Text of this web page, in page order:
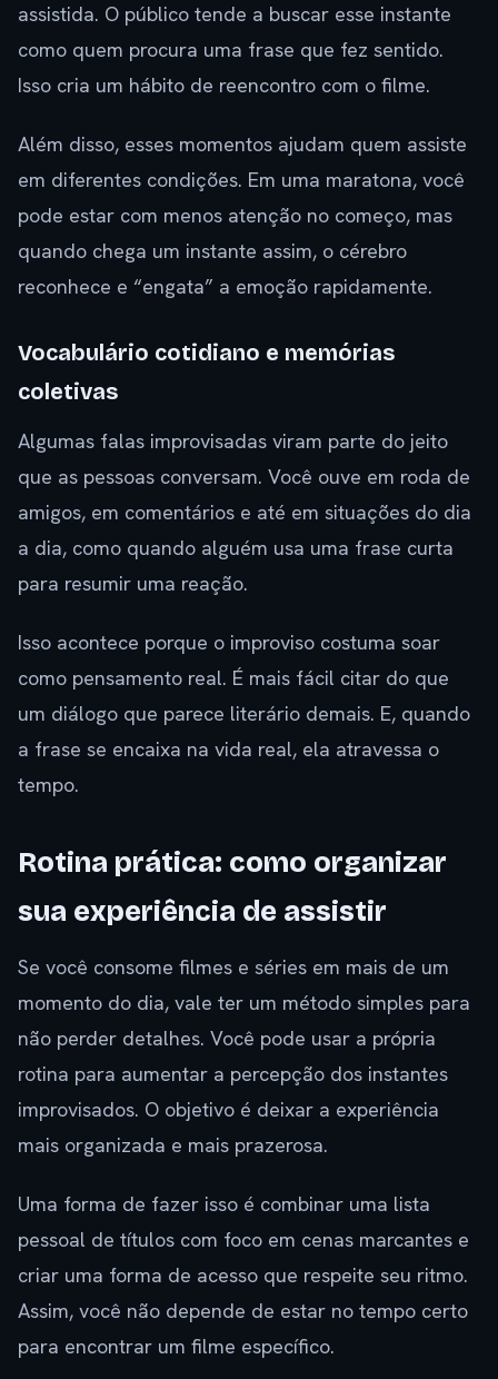
assistida. O público tende a buscar esse instante
como quem procura uma frase que fez sentido.
Isso cria um hábito de reencontro com o filme.
Além disso, esses momentos ajudam quem assiste
em diferentes condições. Em uma maratona, você
pode estar com menos atenção no começo, mas
quando chega um instante assim, o cérebro
reconhece e “engata” a emoção rapidamente.
Vocabulário cotidiano e memórias
coletivas
Algumas falas improvisadas viram parte do jeito
que as pessoas conversam. Você ouve em roda de
amigos, em comentários e até em situações do dia
a dia, como quando alguém usa uma frase curta
para resumir uma reação.
Isso acontece porque o improviso costuma soar
como pensamento real. É mais fácil citar do que
um diálogo que parece literário demais. E, quando
a frase se encaixa na vida real, ela atravessa o
tempo.
Rotina prática: como organizar
sua experiência de assistir
Se você consome filmes e séries em mais de um
momento do dia, vale ter um método simples para
não perder detalhes. Você pode usar a própria
rotina para aumentar a percepção dos instantes
improvisados. O objetivo é deixar a experiência
mais organizada e mais prazerosa.
Uma forma de fazer isso é combinar uma lista
pessoal de títulos com foco em cenas marcantes e
criar uma forma de acesso que respeite seu ritmo.
Assim, você não depende de estar no tempo certo
para encontrar um filme específico.